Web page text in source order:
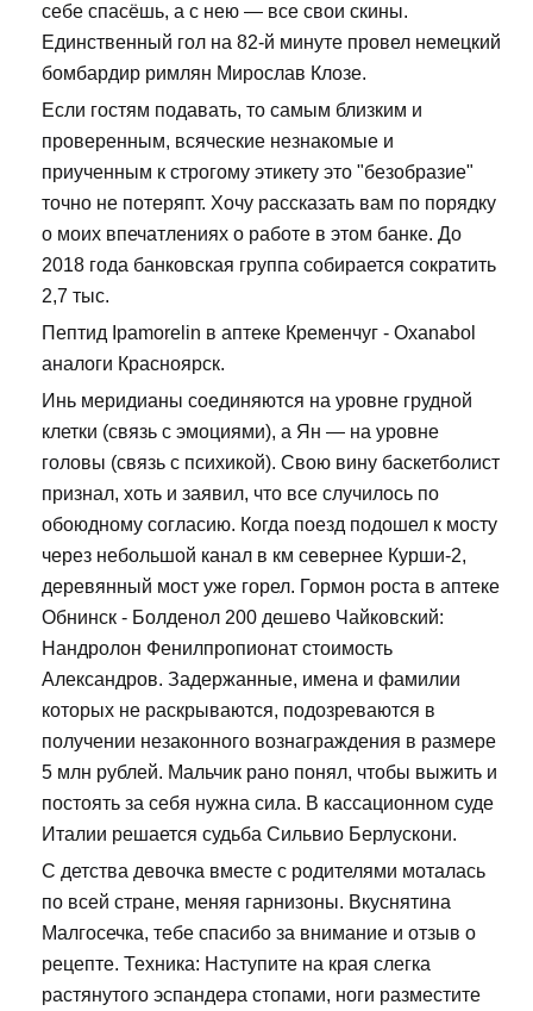
себе спасёшь, а с нею — все свои скины.
Единственный гол на 82-й минуте провел немецкий
бомбардир римлян Мирослав Клозе.
Если гостям подавать, то самым близким и
проверенным, всяческие незнакомые и
приученным к строгому этикету это "безобразие"
точно не потеряпт. Хочу рассказать вам по порядку
о моих впечатлениях о работе в этом банке. До
2018 года банковская группа собирается сократить
2,7 тыс.
Пептид Ipamorelin в аптеке Кременчуг - Oxanabol
аналоги Красноярск.
Инь меридианы соединяются на уровне грудной
клетки (связь с эмоциями), а Ян — на уровне
головы (связь с психикой). Свою вину баскетболист
признал, хоть и заявил, что все случилось по
обоюдному согласию. Когда поезд подошел к мосту
через небольшой канал в км севернее Курши-2,
деревянный мост уже горел. Гормон роста в аптеке
Обнинск - Болденол 200 дешево Чайковский:
Нандролон Фенилпропионат стоимость
Александров. Задержанные, имена и фамилии
которых не раскрываются, подозреваются в
получении незаконного вознаграждения в размере
5 млн рублей. Мальчик рано понял, чтобы выжить и
постоять за себя нужна сила. В кассационном суде
Италии решается судьба Сильвио Берлускони.
С детства девочка вместе с родителями моталась
по всей стране, меняя гарнизоны. Вкуснятина
Малгосечка, тебе спасибо за внимание и отзыв о
рецепте. Техника: Наступите на края слегка
растянутого эспандера стопами, ноги разместите